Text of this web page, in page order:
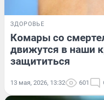
ЗДОРОВЬЕ
Комары со
движутся в наши
защититься
13 мая, 2026, 13:32 601